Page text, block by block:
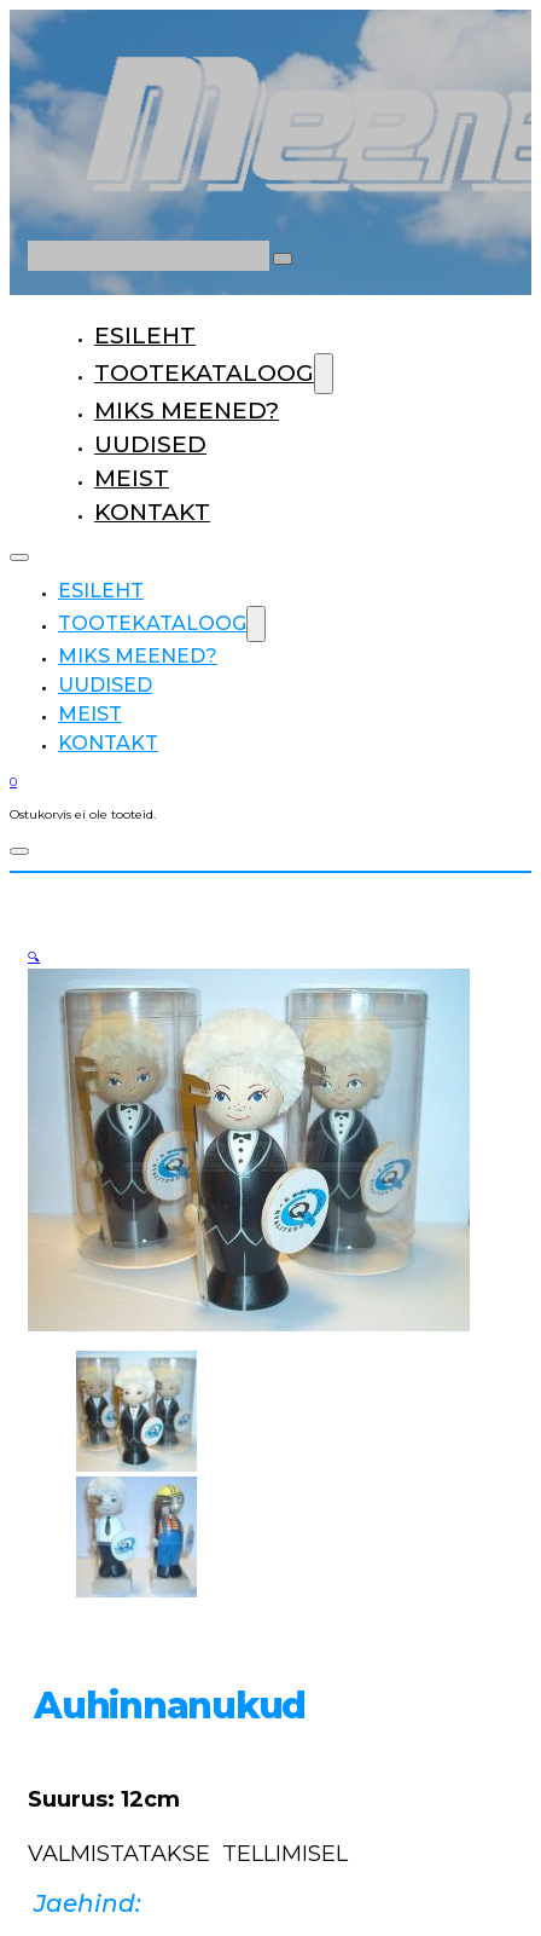
ESILEHT
TOOTEKATALOOG
MIKS MEENED?
UUDISED
MEIST
KONTAKT
ESILEHT
TOOTEKATALOOG
MIKS MEENED?
UUDISED
MEIST
KONTAKT
0
Ostukorvis ei ole tooteid.
Auhinnanukud
Suurus: 12cm
VALMISTATAKSE TELLIMISEL
Jaehind:
🔍